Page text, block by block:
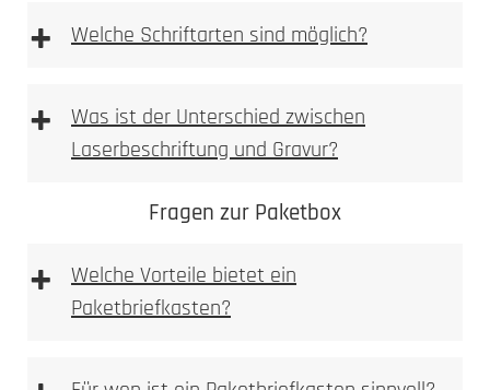
+ Welche Schriftarten sind möglich?
+
Was ist der Unterschied zwischen
Laserbeschriftung und Gravur?
Fragen zur Paketbox
+
Welche Vorteile bietet ein
Paketbriefkasten?